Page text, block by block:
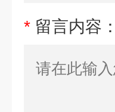
* 留言内容：